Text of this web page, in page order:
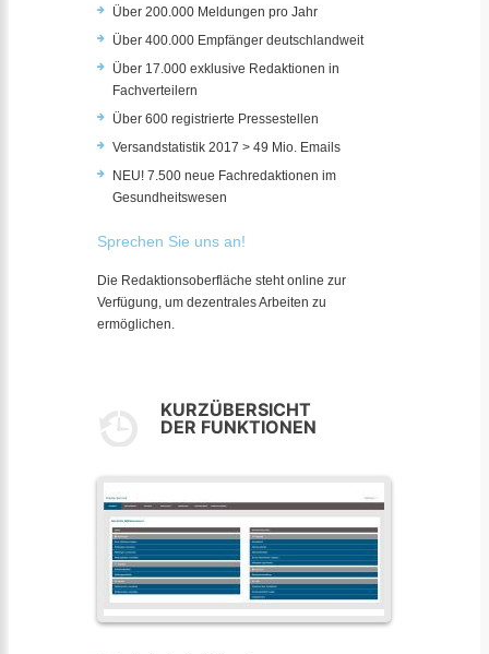
Über 200.000 Meldungen pro Jahr
Über 400.000 Empfänger deutschlandweit
Über 17.000 exklusive Redaktionen in
Fachverteilern
Über 600 registrierte Pressestellen
Versandstatistik 2017 > 49 Mio. Emails
NEU! 7.500 neue Fachredaktionen im
Gesundheitswesen
Sprechen Sie uns an!
Die Redaktionsoberfläche steht online zur
Verfügung, um dezentrales Arbeiten zu
ermöglichen.
KURZÜBERSICHT
DER FUNKTIONEN